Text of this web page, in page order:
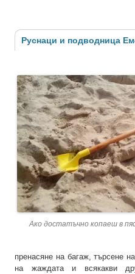
Руснаци и подводница
Ако достатъчно копаеш в
пренасяне на багаж, търсене
на жаждата и всякакви